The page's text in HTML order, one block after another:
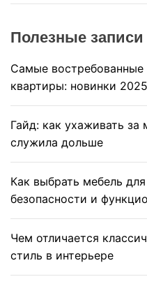
Полезные записи
Самые
квартиры: новинки 2025
Гайд: как ухаживать
служила дольше
Как выбрать мебель
безопасности и
Чем отличается
стиль в интерьере